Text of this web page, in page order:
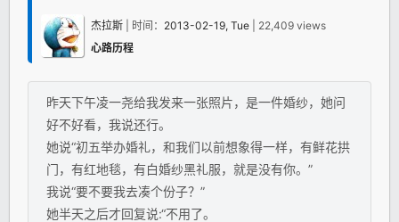
杰拉斯 | 时间： 2013-02-19, Tue | 22,409 views
心路历程
昨天下午凌一尧给我发来一张照片，是一件婚纱，她问
好不好看，我说还行。
她说“初五举办婚礼，和我们以前想象得一样，有鲜花拱
门，有红地毯，有白婚纱黑礼服，就是没有你。”
我说“要不要我去凑个份子？”
她半天之后才回复说:“不用了。